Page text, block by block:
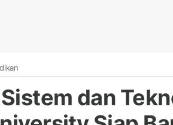
dan